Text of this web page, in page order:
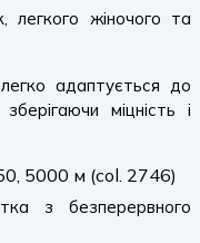
легкого жіночого та
адаптується до
міцність і
5000 м (col. 2746)
з безперервного